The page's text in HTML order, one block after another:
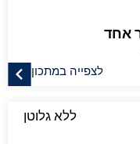
אחד
לצפייה במתכון
ללא גלוטן